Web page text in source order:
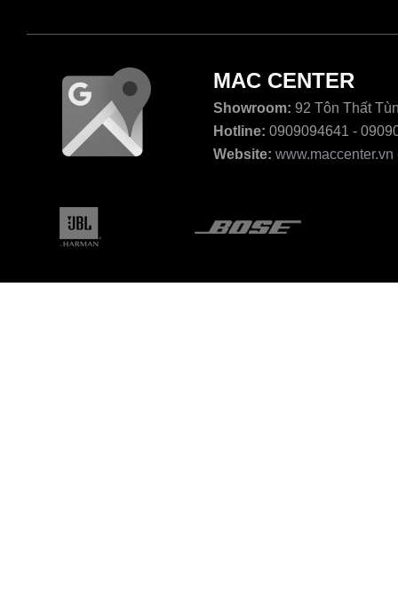
MAC CENTER
Showroom: 92 Tôn Thất
Hotline: 0909094641 -
Website: www.maccenter.vn